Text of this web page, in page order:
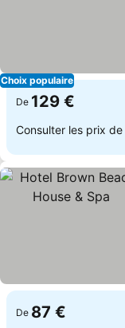
Choix populaire
De 129 €
Consulter les prix de
De 87 €